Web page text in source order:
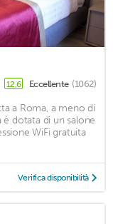
12,6 Eccellente (1062)
a Roma, a meno di
è dotata di un salone
WiFi gratuita
Verifica disponibilità